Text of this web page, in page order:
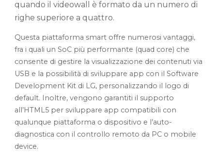
quando il videowall è formato da un numero di
righe superiore a quattro.
Questa piattaforma smart offre numerosi vantaggi,
fra i quali un SoC più performante (quad core) che
consente di gestire la visualizzazione dei contenuti via
USB e la possibilità di sviluppare app con il Software
Development Kit di LG, personalizzando il logo di
default. Inoltre, vengono garantiti il supporto
all’HTML5 per sviluppare app compatibili con
qualunque piattaforma o dispositivo e l’auto-
diagnostica con il controllo remoto da PC o mobile
device.